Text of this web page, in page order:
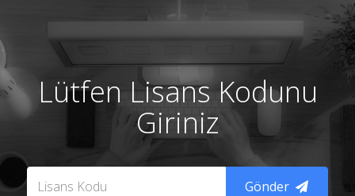
Lütfen Lisans Kodunu
Giriniz
Gönder